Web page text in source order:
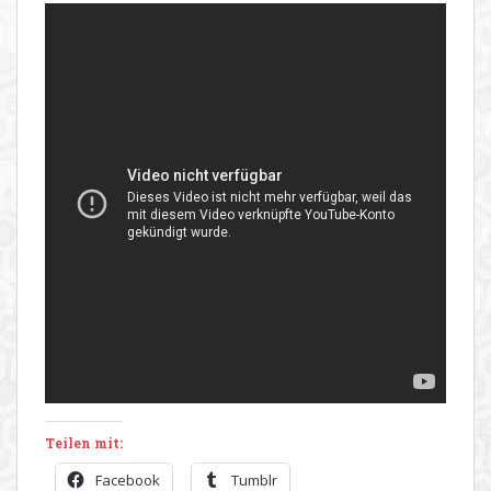
Teilen mit:
Facebook Tumblr